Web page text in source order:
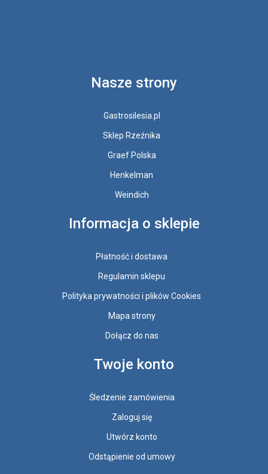
Nasze strony
Gastrosilesia.pl
Sklep Rzeźnika
Graef Polska
Henkelman
Weindich
Informacja o sklepie
Płatność i dostawa
Regulamin sklepu
Polityka prywatności i plików Cookies
Mapa strony
Dołącz do nas
Twoje konto
Śledzenie zamówienia
Zaloguj się
Utwórz konto
Odstąpienie od umowy